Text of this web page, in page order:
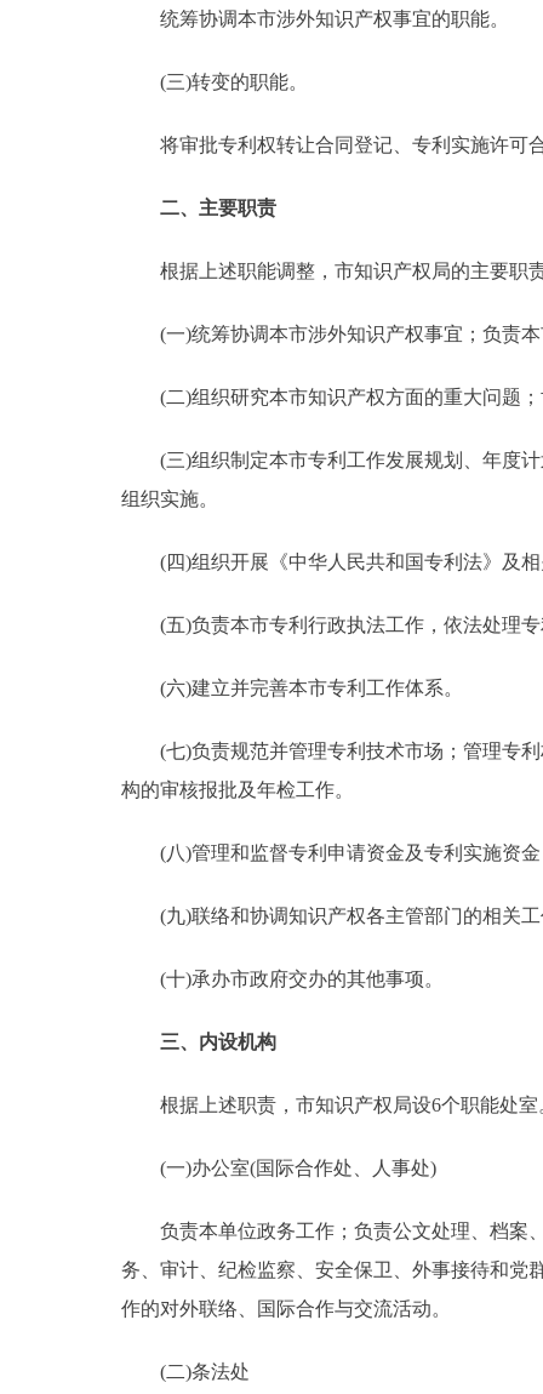
ENGLISH
统筹协调本市涉外知识产权事宜的职能。
(三)转变的职能。
将审批专利权转让合同登记、专利实施许可
二、主要职责
根据上述职能调整，市知识产权局的主要职
(一)统筹协调本市涉外知识产权事宜；负责本
(二)组织研究本市知识产权方面的重大问题；
(三)组织制定本市专利工作发展规划、年度计
组织实施。
(四)组织开展《中华人民共和国专利法》及相
(五)负责本市专利行政执法工作，依法处理专
(六)建立并完善本市专利工作体系。
(七)负责规范并管理专利技术市场；管理专利
构的审核报批及年检工作。
(八)管理和监督专利申请资金及专利实施资金
(九)联络和协调知识产权各主管部门的相关工
(十)承办市政府交办的其他事项。
三、内设机构
根据上述职责，市知识产权局设6个职能处室
(一)办公室(国际合作处、人事处)
负责本单位政务工作；负责公文处理、档案、
务、审计、纪检监察、安全保卫、外事接待和党
作的对外联络、国际合作与交流活动。
(二)条法处